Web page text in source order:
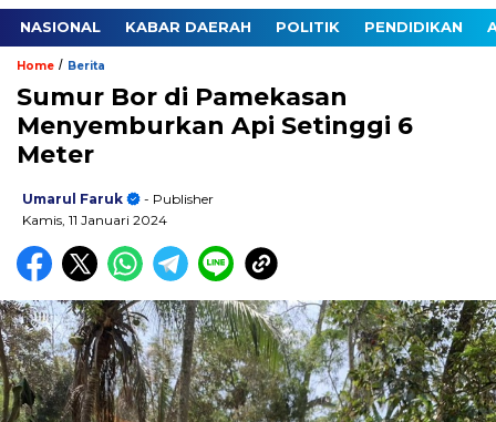
NASIONAL KABAR DAERAH POLITIK PENDIDIKAN
Home / Berita
Sumur Bor di Pamekasan
Menyemburkan Api Setinggi 6
Meter
Umarul Faruk
- Publisher
Kamis, 11 Januari 2024